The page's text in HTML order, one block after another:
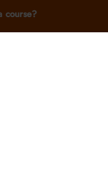
universidad o
course?